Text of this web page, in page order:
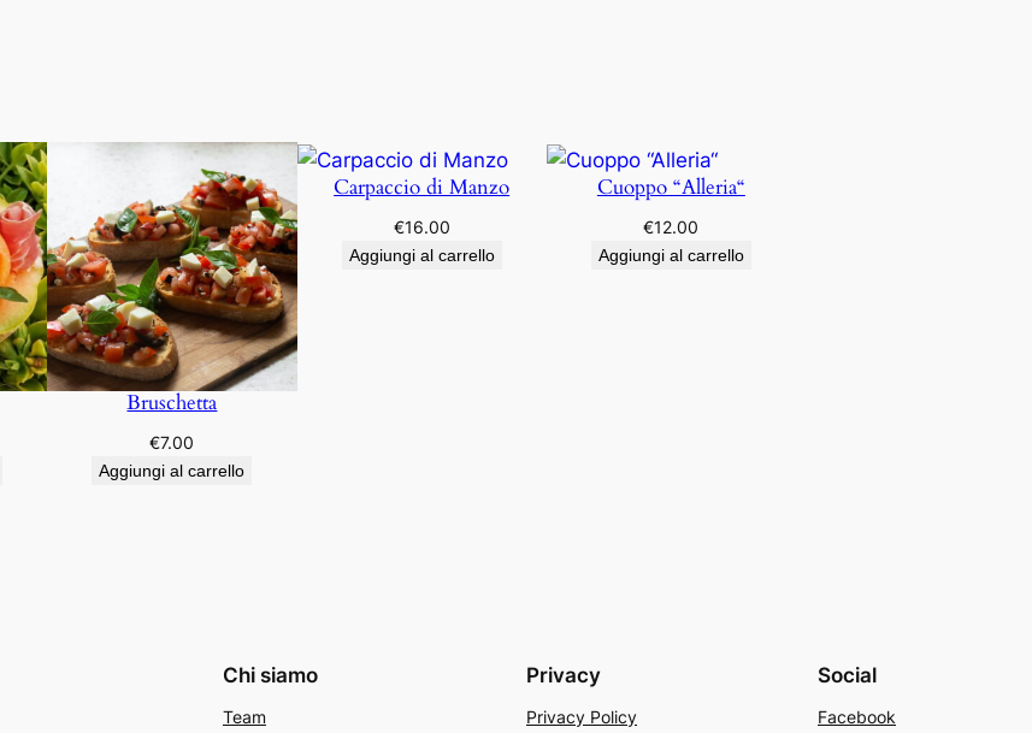
Bruschetta
€7.00
Aggiungi al carrello
Carpaccio di Manzo
€16.00
Aggiungi al carrello
Cuoppo “Alleria“
€12.00
Aggiungi al carrello
Chi siamo
Team
Privacy
Privacy Policy
Social
Facebook